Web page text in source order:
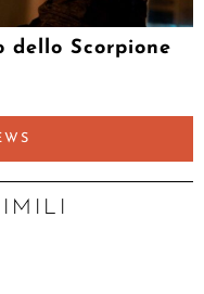
dello Scorpione